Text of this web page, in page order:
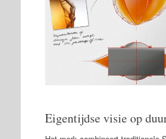
Eigentijdse visie op